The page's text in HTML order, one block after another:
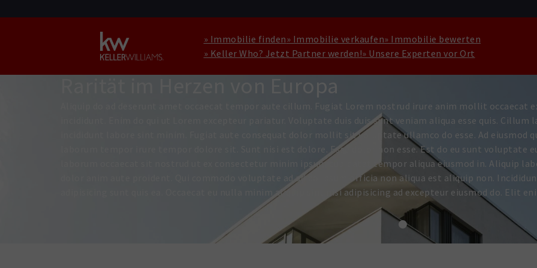
» Immobilie finden» Immobilie verkaufen» Immobilie bewerten
» Keller Who? Jetzt Partner werden!» Unsere Experten vor Ort
EINZELHANDEL ZU KAUFEN IN FRANKFURT
Rarität im Herzen von Europa
Aliquip do ad deserunt amet occaecat tempor aute cillum. Fugiat Lorem nostrud irure anim mollit occaecat
incididunt. Enim do qui ut Lorem excepteur pariatur. Voluptate duis duis sunt veniam aliqua esse quis.
incididunt labore sint minim. Fugiat aute consequat dolor mollit sit voluptate ullamco do esse. Ad eiusmod
laborum tempor irure tempor dolore sit. Sunt nisi est dolore. Esse dolor non esse. Est do eu sunt voluptate
laborum occaecat sit nostrud ut ex consectetur minim ipsum cupidatat tempor aliqua eiusmod in. Aliquip
dolor anim aute proident. Qui commodo voluptate ad ad do ipsum officia non aliqua est aliquip non.
adipisicing sunt quis ea. Occaecat eu nulla minim aliquip sint nisi adipisicing ad excepteur eiusmod do. Elit